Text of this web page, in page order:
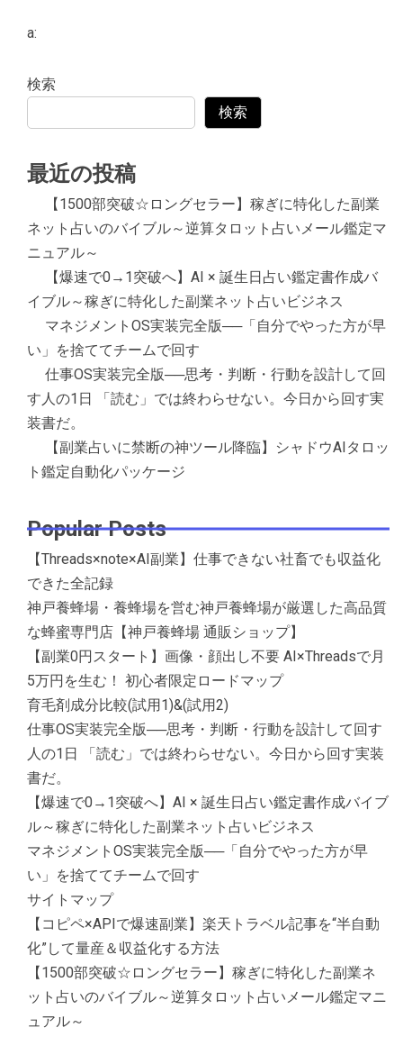
a:
検索
検索
最近の投稿
【1500部突破☆ロングセラー】稼ぎに特化した副業
ネット占いのバイブル～逆算タロット占いメール鑑定マ
ニュアル～
【爆速で0→1突破へ】AI × 誕生日占い鑑定書作成バ
イブル～稼ぎに特化した副業ネット占いビジネス
マネジメントOS実装完全版──「自分でやった方が早
い」を捨ててチームで回す
仕事OS実装完全版──思考・判断・行動を設計して回
す人の1日 「読む」では終わらせない。今日から回す実
装書だ。
【副業占いに禁断の神ツール降臨】シャドウAIタロッ
ト鑑定自動化パッケージ
Popular Posts
【Threads×note×AI副業】仕事できない社畜でも収益化
できた全記録
神戸養蜂場・養蜂場を営む神戸養蜂場が厳選した高品質
な蜂蜜専門店【神戸養蜂場 通販ショップ】
【副業0円スタート】画像・顔出し不要 AI×Threadsで月
5万円を生む！ 初心者限定ロードマップ
育毛剤成分比較(試用1)&(試用2)
仕事OS実装完全版──思考・判断・行動を設計して回す
人の1日 「読む」では終わらせない。今日から回す実装
書だ。
【爆速で0→1突破へ】AI × 誕生日占い鑑定書作成バイブ
ル～稼ぎに特化した副業ネット占いビジネス
マネジメントOS実装完全版──「自分でやった方が早
い」を捨ててチームで回す
サイトマップ
【コピペ×APIで爆速副業】楽天トラベル記事を“半自動
化”して量産＆収益化する方法
【1500部突破☆ロングセラー】稼ぎに特化した副業ネ
ット占いのバイブル～逆算タロット占いメール鑑定マニ
ュアル～